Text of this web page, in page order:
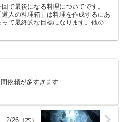
回で最後になる料理についてです。
道人の料理箱」は料理を作成するにあ
って最終的な目標になります。他の料
依頼が多すぎます
2/26（木）